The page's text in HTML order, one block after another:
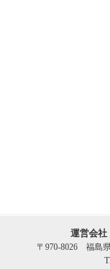
運営会
〒970-8026 福島